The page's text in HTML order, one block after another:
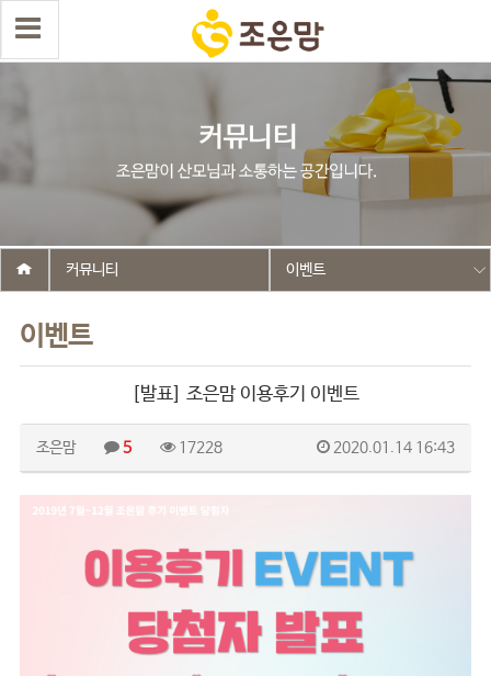
이벤트
커뮤니티 이벤트
[발표] 조은맘 이용후기 이벤트
조은맘 5 17228 2020.01.14 16:43